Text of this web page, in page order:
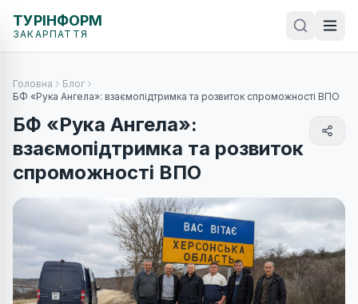
ТУРІНФОРМ
ЗАКАРПАТТЯ
Головна
Блог
БФ «Рука Ангела»: взаємопідтримка та розвиток спроможності ВПО
БФ «Рука Ангела»:
взаємопідтримка та розвиток
спроможності ВПО